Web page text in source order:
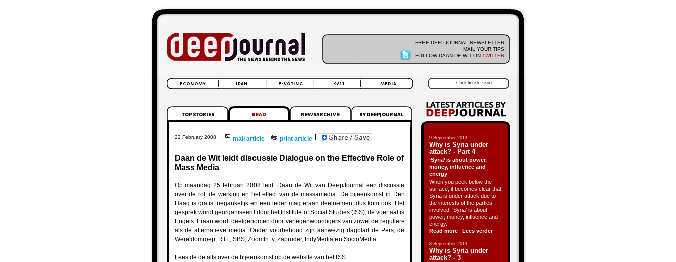
FREE DEEPJOURNAL NEWSLETTER
MAIL YOUR TIPS
FOLLOW DAAN DE WIT ON TWITTER
22 February 2008 mail article print article
Daan de Wit leidt discussie Dialogue on the Effective Role of
Mass Media
Op maandag 25 februari 2008 leidt Daan de Wit van DeepJournal een discussie
over de rol, de werking en het effect van de massamedia. De bijeenkomst in Den
Haag is gratis toegankelijk en een ieder mag eraan deelnemen, dus kom ook. Het
gesprek wordt georganiseerd door het Institute of Social Studies (ISS), de voertaal is
Engels. Eraan wordt deelgenomen door vertegenwoordigers van zowel de reguliere
als de alternatieve media. Onder voorbehoud zijn aanwezig dagblad de Pers, de
Wereldomroep, RTL, SBS, ZoomIn.tv, Zapruder, IndyMedia en SocioMedia.
Lees de details over de bijeenkomst op de website van het ISS:
9 September 2013
Why is Syria under
attack? - Part 4
‘Syria’ is about power,
money, influence and
energy
When you peek below the
surface, it becomes clear that
Syria is under attack due to
the interests of the parties
involved. ‘Syria’ is about
power, money, influence and
energy.
Read more| Lees verder
8 September 2013
Why is Syria under
attack? - 3